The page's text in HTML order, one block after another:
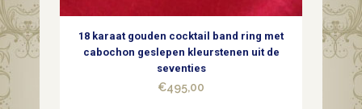
18 karaat gouden cocktail band ring met
cabochon geslepen kleurstenen uit de
seventies
€495,00